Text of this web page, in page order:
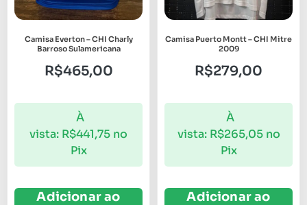
Camisa Everton – CHI Charly
Barroso Sulamericana
R$465,00
À
vista: R$441,75 no
Pix
Adicionar ao
Camisa Puerto Montt – CHI Mitre
2009
R$279,00
À
vista: R$265,05 no
Pix
Adicionar ao